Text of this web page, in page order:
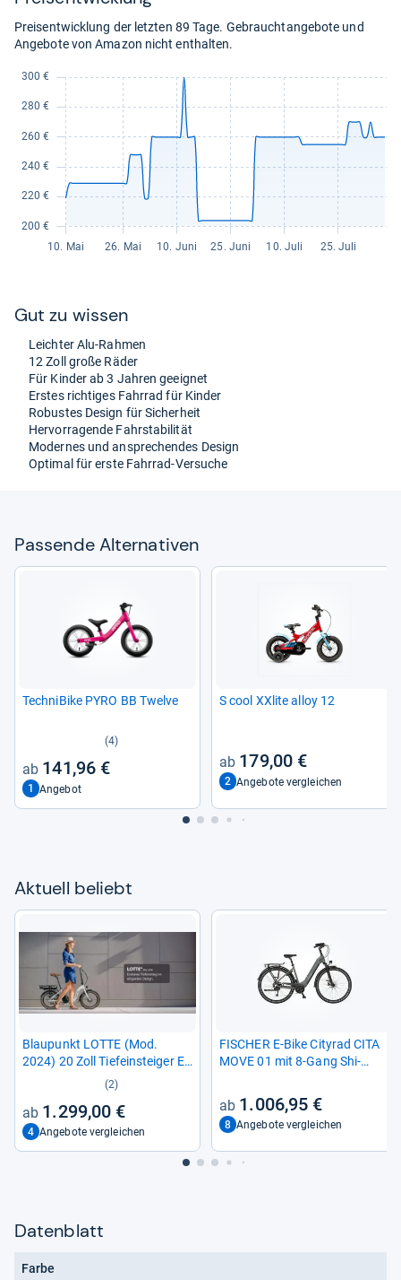
Preisentwicklung der letzten 89 Tage. Gebrauchtangebote und
Angebote von Amazon nicht enthalten.
Gut zu wis­sen
Leich­ter Alu-​Rah­men
12 Zoll große Räder
Für Kin­der ab 3 Jah­ren geeig­net
Ers­tes rich­ti­ges Fahr­rad für Kin­der
Robus­tes Design für Sicher­heit
Her­vor­ra­gende Fahr­sta­bi­li­tät
Moder­nes und anspre­chen­des Design
Opti­mal für erste Fahr­rad-​Ver­su­che
Pas­sende Alter­na­ti­ven
Tech­ni­Bike PYRO BB Twelve
(4)
141,96 €
1 Angebot
S cool XXlite alloy 12
179,00 €
2 Angebote vergleichen
Aktu­ell beliebt
Blau­punkt LOTTE (Mod.
2024) 20 Zoll Tiefein­stei­ger E-​
(2)
1.299,00 €
4 Angebote vergleichen
FISCHER E-​Bike City­rad CITA
MOVE 01 mit 8-​Gang Shi­
1.006,95 €
8 Angebote vergleichen
Datenblatt
Farbe